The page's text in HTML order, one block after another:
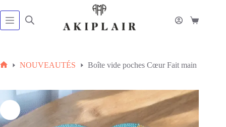
au
contenu
Panier
NOUVEAUTÉS Boîte vide poches Cœur Fait main